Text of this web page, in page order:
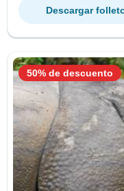
Descargar
50% de descuento